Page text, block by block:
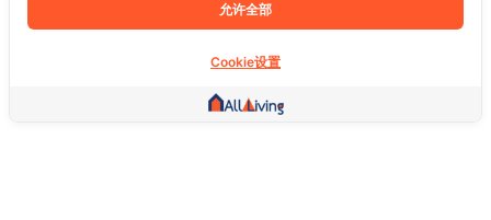
允许全部
Cookie设置